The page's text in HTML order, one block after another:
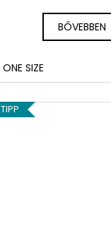
BŐVEBBEN
ONE SIZE
TIPP